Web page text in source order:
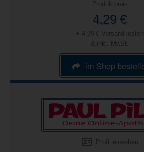
Produktpreis
4,29 €
+ 4,99 € Versandkosten
& inkl. MwSt.
im Shop
Profil einsehen